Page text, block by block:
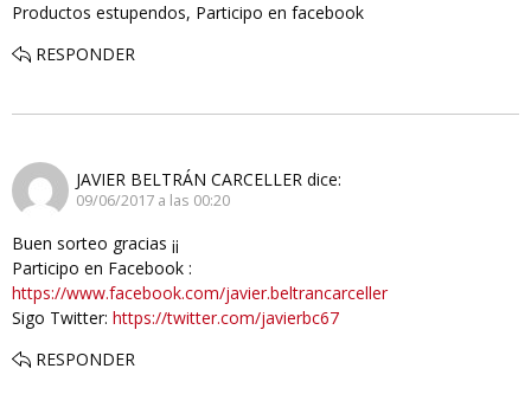
Productos estupendos, Participo en facebook
RESPONDER
JAVIER BELTRÁN CARCELLER dice:
09/06/2017 a las 00:20
Buen sorteo gracias ¡¡
Participo en Facebook :
https://www.facebook.com/javier.beltrancarceller
Sigo Twitter: https://twitter.com/javierbc67
RESPONDER